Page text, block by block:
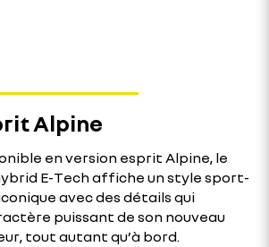
Alpine
en version esprit Alpine, le
E-Tech affiche un style sport-
avec des détails qui
puissant de son nouveau
tout autant qu’à bord.